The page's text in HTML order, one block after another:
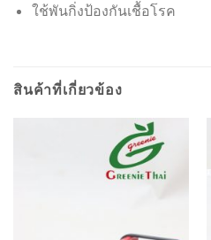
ใช้พันกิ่งป้องกันเชื้อโรค
สินค้าที่เกี่ยวข้อง